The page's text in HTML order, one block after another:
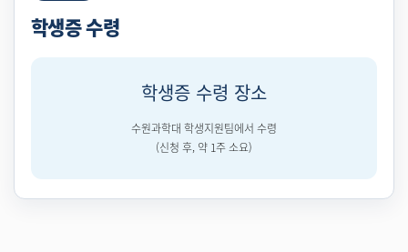
학생증 수령
학생증 수령 장소
수원과학대 학생지원팀에서 수령
(신청 후, 약 1주 소요)